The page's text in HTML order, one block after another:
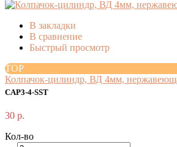
В закладки
В сравнение
Быстрый просмотр
TOP
Колпачок-цилиндр, ВД 4мм,
CAP3-4-SST
30 р.
Кол-во